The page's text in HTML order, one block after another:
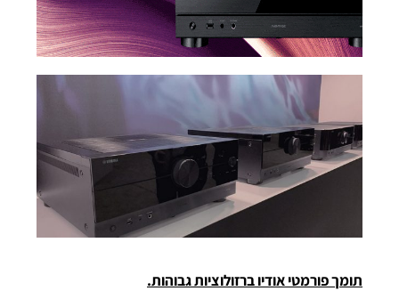
תומך פורמטי אודיו ברזולוציות גבוהות.